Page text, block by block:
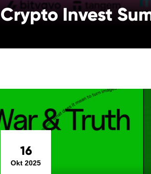
Crypto Invest
16
Okt 2025